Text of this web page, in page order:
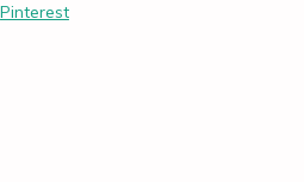
Pinterest